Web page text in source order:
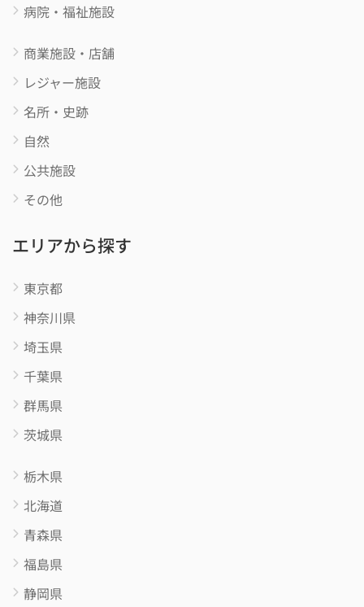
商業施設・店舗
レジャー施設
名所・史跡
自然
公共施設
その他
エリアから探す
東京都
神奈川県
埼玉県
千葉県
群馬県
茨城県
栃木県
北海道
青森県
福島県
静岡県
福岡県